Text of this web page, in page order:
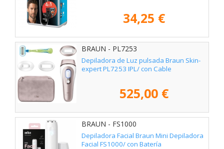
34,25 €
BRAUN - PL7253
Depiladora de Luz pulsada Braun Skin-
expert PL7253 IPL/ con Cable
525,00 €
BRAUN - FS1000
Depiladora Facial Braun Mini Depiladora
Facial FS1000/ con Batería